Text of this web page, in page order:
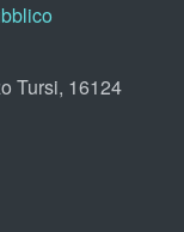
Tursi, 16124